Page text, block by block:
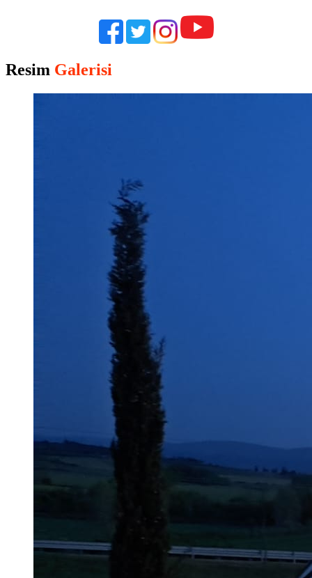
Resim Galerisi